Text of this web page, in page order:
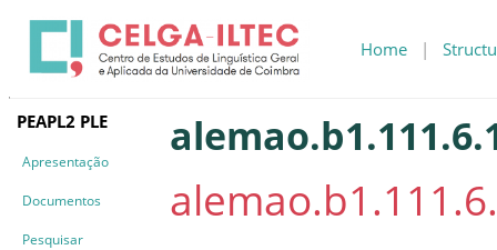
Home |
PEAPL2 PLE
Apresentação
Documentos
Pesquisar